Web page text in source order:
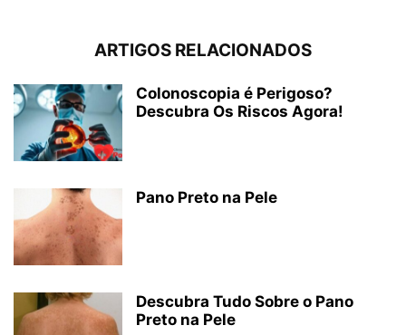
ARTIGOS RELACIONADOS
Colonoscopia é Perigoso?
Descubra Os Riscos Agora!
Pano Preto na Pele
Descubra Tudo Sobre o Pano
Preto na Pele